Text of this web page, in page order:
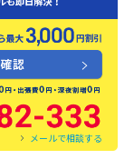
メールで相談する